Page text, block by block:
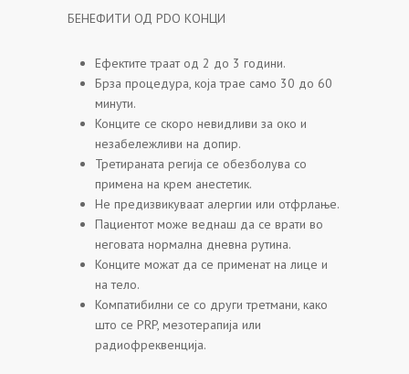
БЕНЕФИТИ ОД PDO КОНЦИ
Ефектите траат од 2 до 3 години.
Брза процедура, која трае само 30 до 60
минути.
Конците се скоро невидливи за око и
незабележливи на допир.
Третираната регија се обезболува со
примена на крем анестетик.
Не предизвикуваат алергии или отфрлање.
Пациентот може веднаш да се врати во
неговата нормална дневна рутина.
Конците можат да се применат на лице и
на тело.
Компатибилни се со други третмани, како
што се PRP, мезотерапија или
радиофреквенција.